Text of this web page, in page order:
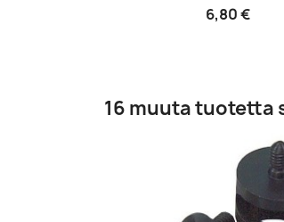
6,80 €
16 muuta tuotetta